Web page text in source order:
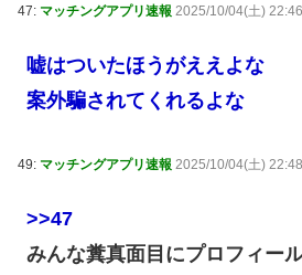
47: マッチングアプリ速報 2025/10/04(土)
嘘はついたほうがええよな
案外騙されてくれるよな
49: マッチングアプリ速報 2025/10/04(土)
>>47
みんな糞真面目にプロフィー